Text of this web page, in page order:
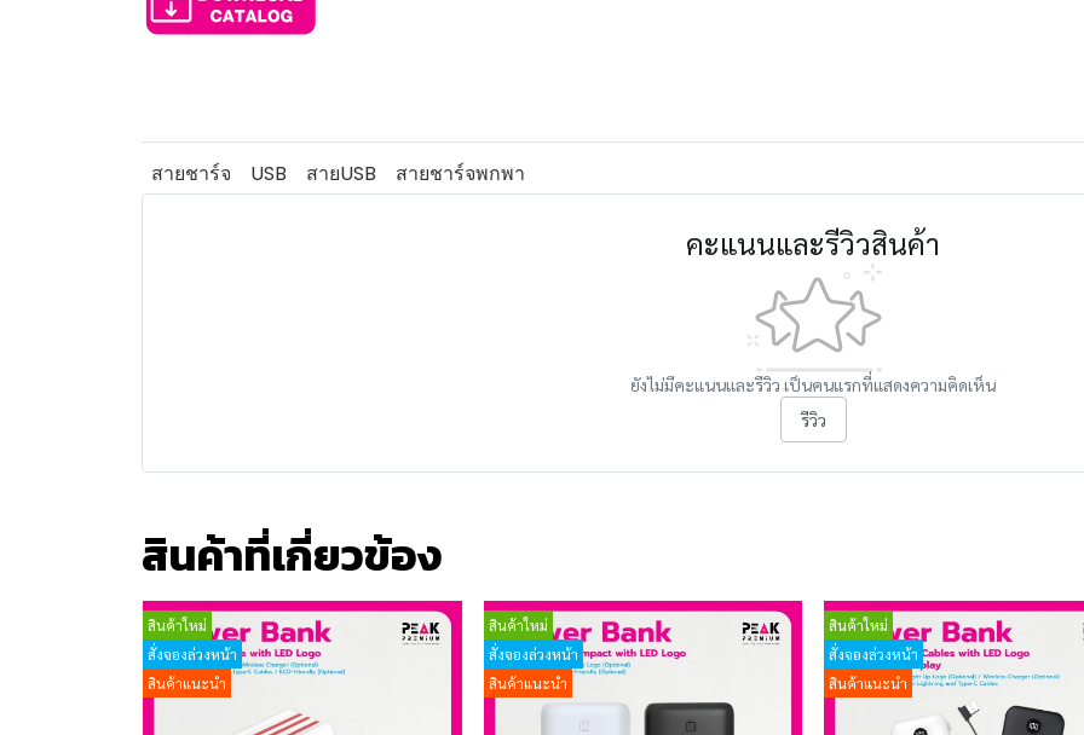
สายชาร์จ USB สายUSB สายชาร์จพกพา
คะแนนและรีวิวสินค้า
ยังไม่มีคะแนนและรีวิว เป็นคนแรกที่แสดงความคิดเห็น
รีวิว
สินค้าที่เกี่ยวข้อง
สินค้าใหม่
สั่งจองล่วงหน้า
สินค้าแนะนำ
สินค้าใหม่
สั่งจองล่วงหน้า
สินค้าแนะนำ
สินค้าใหม่
สั่งจองล่วงหน้า
สินค้าแนะนำ